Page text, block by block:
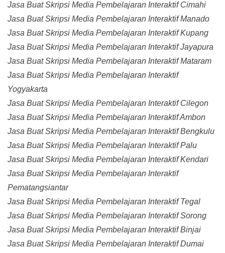
Jasa Buat Skripsi Media Pembelajaran Interaktif Cimahi
Jasa Buat Skripsi Media Pembelajaran Interaktif Manado
Jasa Buat Skripsi Media Pembelajaran Interaktif Kupang
Jasa Buat Skripsi Media Pembelajaran Interaktif Jayapura
Jasa Buat Skripsi Media Pembelajaran Interaktif Mataram
Jasa Buat Skripsi Media Pembelajaran Interaktif
Yogyakarta
Jasa Buat Skripsi Media Pembelajaran Interaktif Cilegon
Jasa Buat Skripsi Media Pembelajaran Interaktif Ambon
Jasa Buat Skripsi Media Pembelajaran Interaktif Bengkulu
Jasa Buat Skripsi Media Pembelajaran Interaktif Palu
Jasa Buat Skripsi Media Pembelajaran Interaktif Kendari
Jasa Buat Skripsi Media Pembelajaran Interaktif
Pematangsiantar
Jasa Buat Skripsi Media Pembelajaran Interaktif Tegal
Jasa Buat Skripsi Media Pembelajaran Interaktif Sorong
Jasa Buat Skripsi Media Pembelajaran Interaktif Binjai
Jasa Buat Skripsi Media Pembelajaran Interaktif Dumai